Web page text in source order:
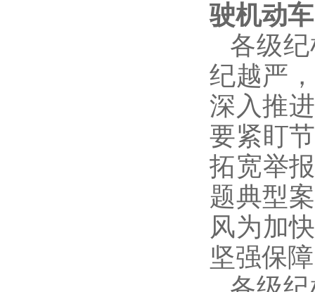
驶机动
各级
纪越严
深入推
要紧盯
拓宽举
题典型
风为加
坚强保